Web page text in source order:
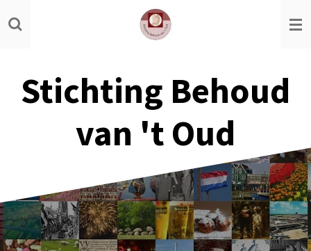
Ga
direct
hoofdinhoud
Stichting Behoud
van 't Oud